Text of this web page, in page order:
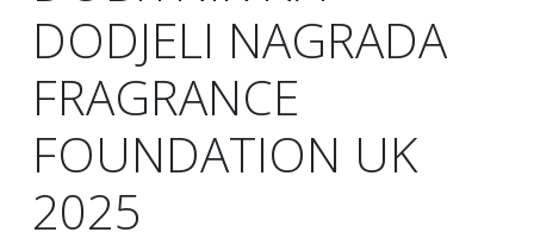
DODJELI NAGRADA
FRAGRANCE
FOUNDATION UK
2025